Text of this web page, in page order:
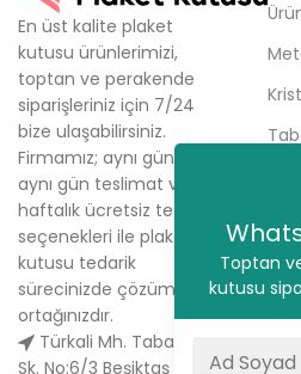
En üst kalite plaket
kutusu ürünlerimizi,
toptan ve perakende
siparişleriniz için 7/24
bize ulaşabilirsiniz.
Firmamız; aynı gün kargo,
aynı gün teslimat ve
haftalık ücretsiz teslimat
seçenekleri ile plaket
kutusu tedarik
sürecinizde çözüm
ortağınızdır.
Türkali Mh. Tabakçı Hüseyin
Sk. No:6/3 Beşiktaş / İstanbul
Toptan
kutusu